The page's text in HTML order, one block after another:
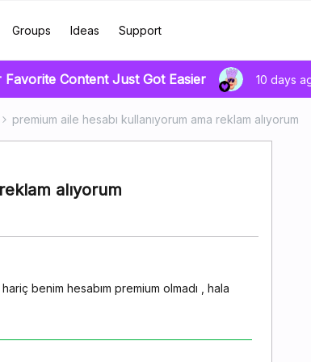
Groups Ideas Support
Favorite Content Just Got Easier 10 days
premium aile hesabı kullanıyorum ama reklam alıyorum
alıyorum
benim hesabım premium olmadı , hala